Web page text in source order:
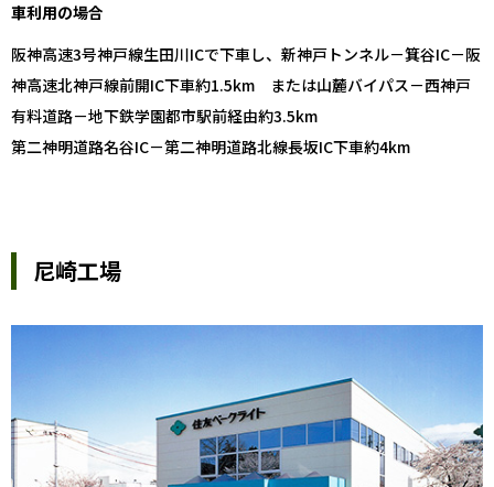
車利用の場合
阪神高速3号神戸線生田川ICで下車し、新神戸トンネル－箕谷IC－阪
神高速北神戸線前開IC下車約1.5km または山麓バイパス－西神戸
有料道路－地下鉄学園都市駅前経由約3.5km
第二神明道路名谷IC－第二神明道路北線長坂IC下車約4km
尼崎工場